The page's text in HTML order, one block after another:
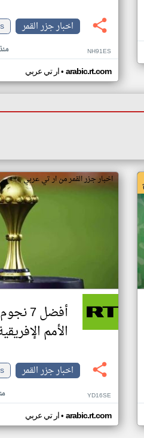
اخبار جزر القمر
NH91ES
ار تي عربي• arabic.rt.com
اخبار جزر القمر من ار تي عربي
أفضل
الأمم الإفريقية
اخبار جزر القمر
YD16SE
ار تي عربي• arabic.rt.com